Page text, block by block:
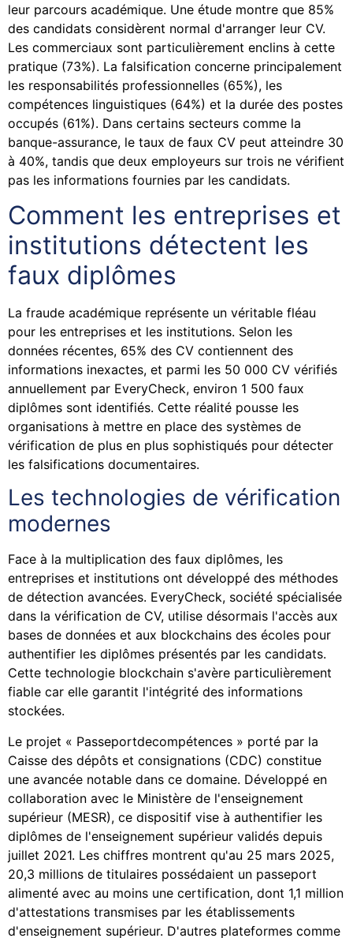
leur parcours académique. Une étude montre que 85%
des candidats considèrent normal d'arranger leur CV.
Les commerciaux sont particulièrement enclins à cette
pratique (73%). La falsification concerne principalement
les responsabilités professionnelles (65%), les
compétences linguistiques (64%) et la durée des postes
occupés (61%). Dans certains secteurs comme la
banque-assurance, le taux de faux CV peut atteindre 30
à 40%, tandis que deux employeurs sur trois ne vérifient
pas les informations fournies par les candidats.
Comment les entreprises et
institutions détectent les
faux diplômes
La fraude académique représente un véritable fléau
pour les entreprises et les institutions. Selon les
données récentes, 65% des CV contiennent des
informations inexactes, et parmi les 50 000 CV vérifiés
annuellement par EveryCheck, environ 1 500 faux
diplômes sont identifiés. Cette réalité pousse les
organisations à mettre en place des systèmes de
vérification de plus en plus sophistiqués pour détecter
les falsifications documentaires.
Les technologies de vérification
modernes
Face à la multiplication des faux diplômes, les
entreprises et institutions ont développé des méthodes
de détection avancées. EveryCheck, société spécialisée
dans la vérification de CV, utilise désormais l'accès aux
bases de données et aux blockchains des écoles pour
authentifier les diplômes présentés par les candidats.
Cette technologie blockchain s'avère particulièrement
fiable car elle garantit l'intégrité des informations
stockées.
Le projet « Passeportdecompétences » porté par la
Caisse des dépôts et consignations (CDC) constitue
une avancée notable dans ce domaine. Développé en
collaboration avec le Ministère de l'enseignement
supérieur (MESR), ce dispositif vise à authentifier les
diplômes de l'enseignement supérieur validés depuis
juillet 2021. Les chiffres montrent qu'au 25 mars 2025,
20,3 millions de titulaires possédaient un passeport
alimenté avec au moins une certification, dont 1,1 million
d'attestations transmises par les établissements
d'enseignement supérieur. D'autres plateformes comme